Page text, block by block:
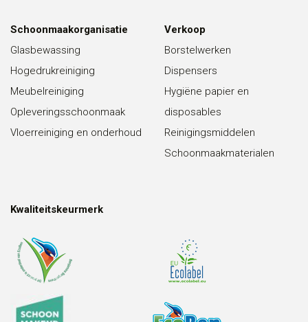
Schoonmaakorganisatie
Glasbewassing
Hogedrukreiniging
Meubelreiniging
Opleveringsschoonmaak
Vloerreiniging en onderhoud
Verkoop
Borstelwerken
Dispensers
Hygiëne papier en
disposables
Reinigingsmiddelen
Schoonmaakmaterialen
Kwaliteitskeurmerk